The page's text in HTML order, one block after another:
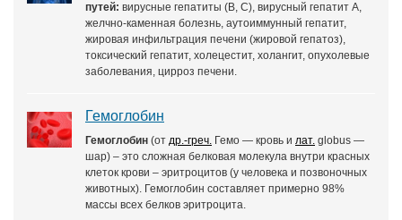
путей: вирусные гепатиты (В, С), вирусный гепатит А,
желчно-каменная болезнь, аутоиммунный гепатит,
жировая инфильтрация печени (жировой гепатоз),
токсический гепатит, холецестит, холангит, опухолевые
заболевания, цирроз печени.
Гемоглобин
Гемоглобин (от др.-греч. Гемо — кровь и лат. globus —
шар) – это сложная белковая молекула внутри красных
клеток крови – эритроцитов (у человека и позвоночных
животных). Гемоглобин составляет примерно 98%
массы всех белков эритроцита.